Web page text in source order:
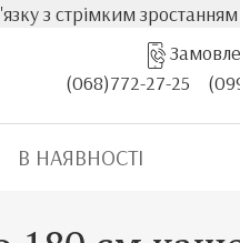
зростанням
(068)772-27-25
В НАЯВНОСТІ